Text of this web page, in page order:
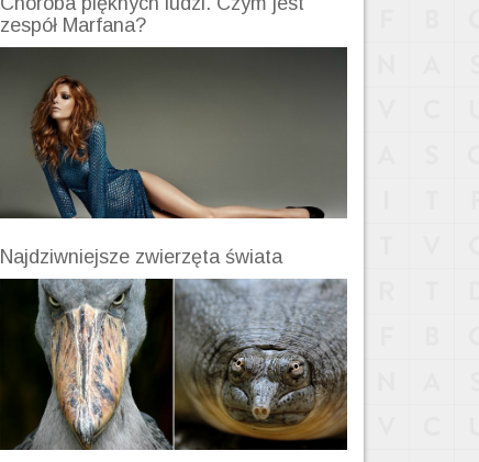
zespół Marfana?
Najdziwniejsze zwierzęta świata